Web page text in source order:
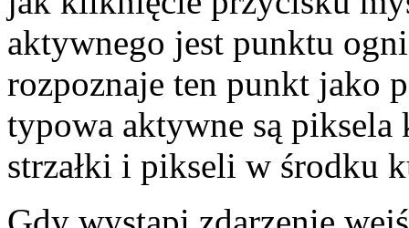
aktywnego jest punktu
rozpoznaje ten punkt jako
typowa aktywne są piksela
strzałki i pikseli w środku